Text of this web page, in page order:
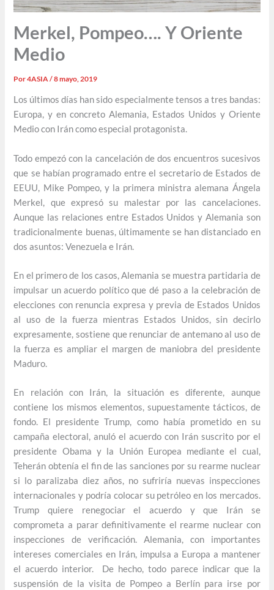
Merkel, Pompeo…. Y Oriente
Medio
Por4ASIA/8 mayo, 2019
Los últimos días han sido especialmente tensos a tres bandas:
Europa, y en concreto Alemania, Estados Unidos y Oriente
Medio con Irán como especial protagonista.
Todo empezó con la cancelación de dos encuentros sucesivos
que se habían programado entre el secretario de Estados de
EEUU, Mike Pompeo, y la primera ministra alemana Ángela
Merkel, que expresó su malestar por las cancelaciones.
Aunque las relaciones entre Estados Unidos y Alemania son
tradicionalmente buenas, últimamente se han distanciado en
dos asuntos: Venezuela e Irán.
En el primero de los casos, Alemania se muestra partidaria de
impulsar un acuerdo político que dé paso a la celebración de
elecciones con renuncia expresa y previa de Estados Unidos
al uso de la fuerza mientras Estados Unidos, sin decirlo
expresamente, sostiene que renunciar de antemano al uso de
la fuerza es ampliar el margen de maniobra del presidente
Maduro.
En relación con Irán, la situación es diferente, aunque
contiene los mismos elementos, supuestamente tácticos, de
fondo. El presidente Trump, como había prometido en su
campaña electoral, anuló el acuerdo con Irán suscrito por el
presidente Obama y la Unión Europea mediante el cual,
Teherán obtenía el fin de las sanciones por su rearme nuclear
si lo paralizaba diez años, no sufriría nuevas inspecciones
internacionales y podría colocar su petróleo en los mercados.
Trump quiere renegociar el acuerdo y que Irán se
comprometa a parar definitivamente el rearme nuclear con
inspecciones de verificación. Alemania, con importantes
intereses comerciales en Irán, impulsa a Europa a mantener
el acuerdo interior. De hecho, todo parece indicar que la
suspensión de la visita de Pompeo a Berlín para irse por